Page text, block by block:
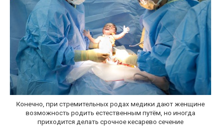
Конечно, при стремительных родах медики дают женщине
возможность родить естественным путём, но иногда
приходится делать срочное кесарево сечение